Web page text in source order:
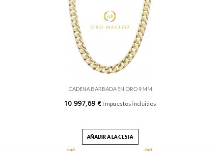
CADENA BARBADA EN ORO 9 MM
10 997,69 € Impuestos incluidos
AÑADIR A LA CESTA